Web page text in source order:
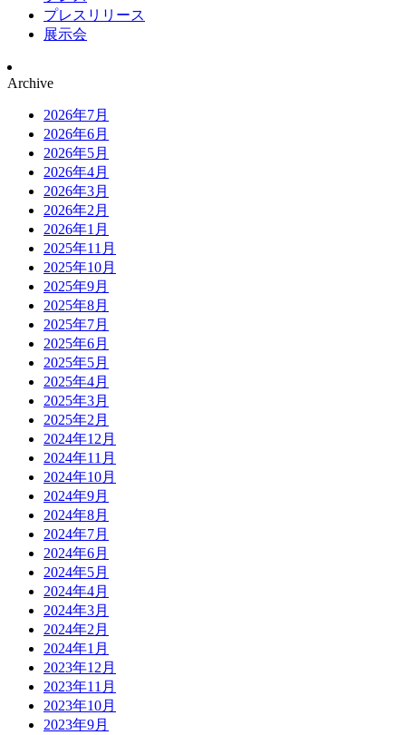
プレスリリース
展示会
Archive
2026年7月
2026年6月
2026年5月
2026年4月
2026年3月
2026年2月
2026年1月
2025年11月
2025年10月
2025年9月
2025年8月
2025年7月
2025年6月
2025年5月
2025年4月
2025年3月
2025年2月
2024年12月
2024年11月
2024年10月
2024年9月
2024年8月
2024年7月
2024年6月
2024年5月
2024年4月
2024年3月
2024年2月
2024年1月
2023年12月
2023年11月
2023年10月
2023年9月